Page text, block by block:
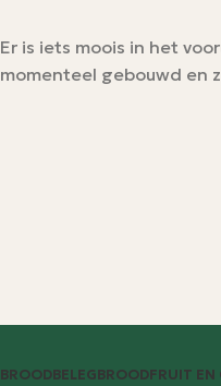
Er is iets moois in het
momenteel gebouwd en
BROODBELEGBROODFRUIT EN